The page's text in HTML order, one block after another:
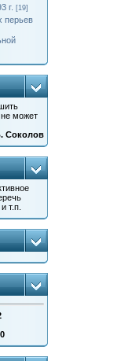
г. [19]
перьев
не может
Соколов
т.п.
0